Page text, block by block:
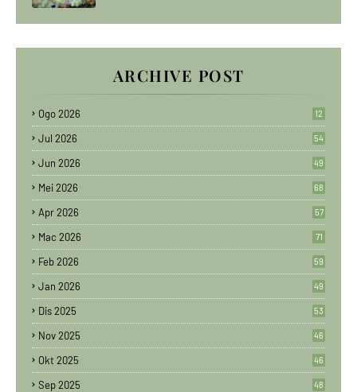
ARCHIVE POST
Ogo 2026 12
Jul 2026 54
Jun 2026 49
Mei 2026 68
Apr 2026 57
Mac 2026 71
Feb 2026 59
Jan 2026 49
Dis 2025 53
Nov 2025 46
Okt 2025 46
Sep 2025 48